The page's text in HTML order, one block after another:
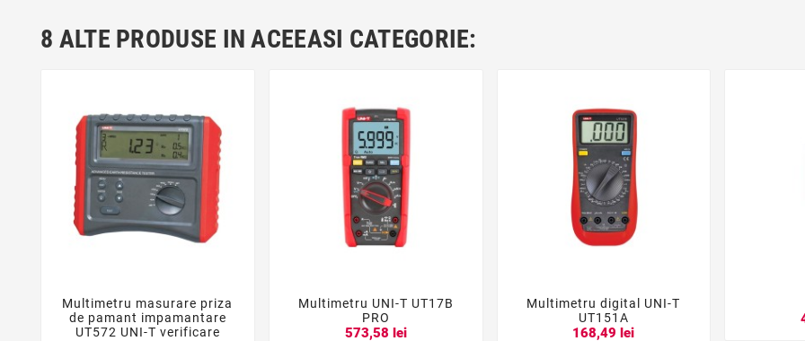
8 ALTE PRODUSE IN ACEEASI CATEGORIE:
  
Multimetru masurare priza
de pamant impamantare
UT572 UNI-T verificare

Multimetru UNI-T UT17B
PRO
573,58 lei

Multimetru digital UNI-T
UT151A
168,49 lei